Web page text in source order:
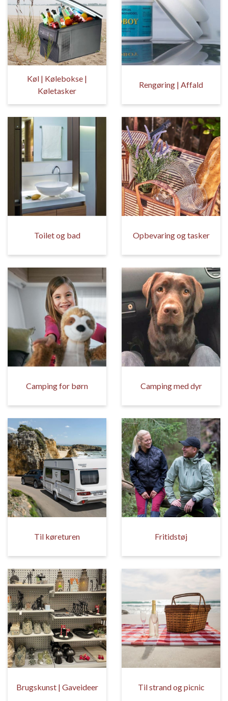
Køl | Kølebokse |
Køletasker
Rengøring | Affald
Toilet og bad Opbevaring og tasker
Camping for børn Camping med dyr
Til køreturen Fritidstøj
Brugskunst | Gaveideer Til strand og picnic